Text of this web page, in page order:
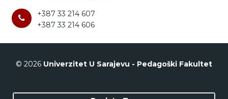
+387 33 214 607
+387 33 214 606
© 2026 Univerzitet U Sarajevu - Pedagoški Fakultet